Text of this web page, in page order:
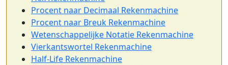
Procent naar Decimaal Rekenmachine
Procent naar Breuk Rekenmachine
Wetenschappelijke Notatie Rekenmachine
Vierkantswortel Rekenmachine
Half-Life Rekenmachine